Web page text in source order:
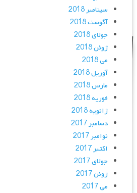
سپتامبر 2018
آگوست 2018
جولای 2018
ژوئن 2018
می 2018
آوریل 2018
مارس 2018
فوریه 2018
ژانویه 2018
دسامبر 2017
نوامبر 2017
اکتبر 2017
جولای 2017
ژوئن 2017
می 2017